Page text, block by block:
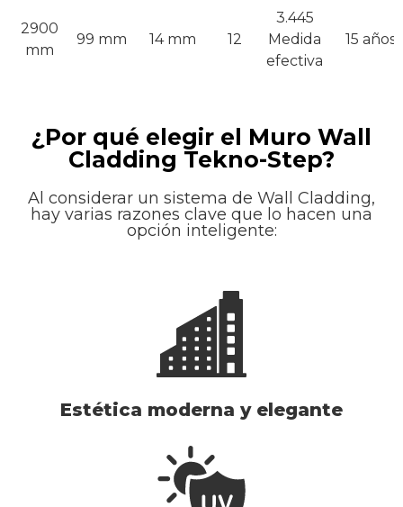
2900
mm
99 mm 14 mm 12
3.445
Medida
efectiva
15 años
¿Por qué elegir el Muro Wall
Cladding Tekno-Step?
Al considerar un sistema de Wall Cladding,
hay varias razones clave que lo hacen una
opción inteligente:
Estética moderna y elegante